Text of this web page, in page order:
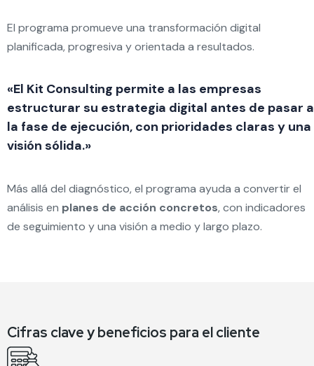
El programa promueve una transformación digital
planificada, progresiva y orientada a resultados.
«El Kit Consulting permite a las empresas
estructurar su estrategia digital antes de pasar a
la fase de ejecución, con prioridades claras y una
visión sólida.»
Más allá del diagnóstico, el programa ayuda a convertir el
análisis en planes de acción concretos, con indicadores
de seguimiento y una visión a medio y largo plazo.
Cifras clave y beneficios para el cliente